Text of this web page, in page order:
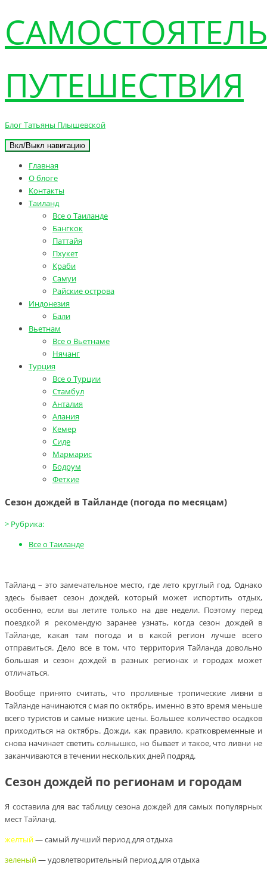
ПУТЕШЕСТВИЯ
Блог Татьяны Плышевской
Вкл/Выкл навигацию
Главная
О блоге
Контакты
Таиланд
Все о Таиланде
Бангкок
Паттайя
Пхукет
Краби
Самуи
Райские острова
Индонезия
Бали
Вьетнам
Все о Вьетнаме
Нячанг
Турция
Все о Турции
Стамбул
Анталия
Алания
Кемер
Сиде
Мармарис
Бодрум
Фетхие
Сезон дождей в Тайланде (погода по месяцам)
> Рубрика:
Все о Таиланде
Тайланд – это замечательное место, где лето круглый год. Однако
здесь бывает сезон дождей, который может испортить отдых,
особенно, если вы летите только на две недели. Поэтому перед
поездкой я рекомендую заранее узнать, когда сезон дождей в
Тайланде, какая там погода и в какой регион лучше всего
отправиться. Дело все в том, что территория Тайланда довольно
большая и сезон дождей в разных регионах и городах может
отличаться.
Вообще принято считать, что проливные тропические ливни в
Тайланде начинаются с мая по октябрь, именно в это время меньше
всего туристов и самые низкие цены. Большее количество осадков
приходиться на октябрь. Дожди, как правило, кратковременные и
снова начинает светить солнышко, но бывает и такое, что ливни не
заканчиваются в течении нескольких дней подряд.
Сезон дождей по регионам и городам
Я составила для вас таблицу сезона дождей для самых популярных
мест Тайланд.
желтый— самый лучший период для отдыха
зеленый— удовлетворительный период для отдыха